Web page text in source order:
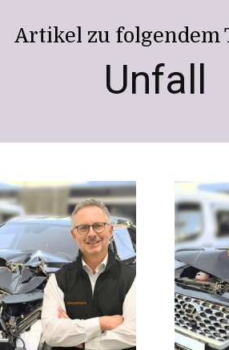
Artikel zu folgendem
Unfall